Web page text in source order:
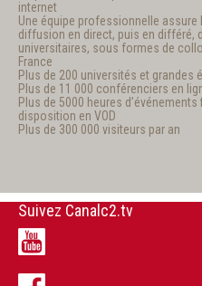
internet
Une équipe professionnelle
diffusion en direct, puis en différé,
universitaires, sous formes de
France
Plus de 200 universités et grandes
Plus de 11 000 conférenciers en
Plus de 5000 heures
disposition en VOD
Plus de 300 000 visiteurs par an
Suivez Canalc2.tv